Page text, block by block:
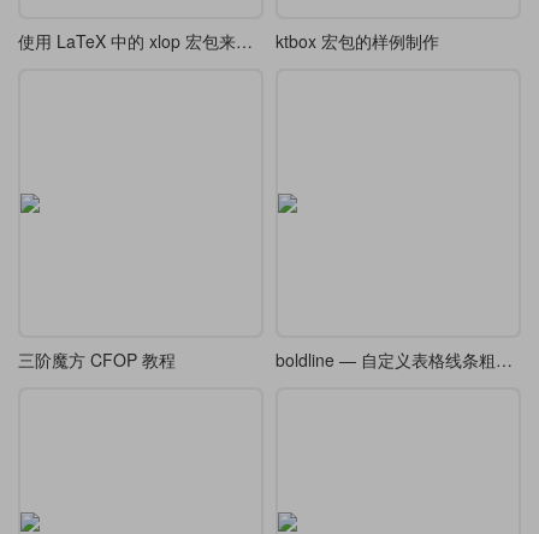
使用 LaTeX 中的 xlop 宏包来排版数学算式 ktbox 宏包的样例制作
三阶魔方 CFOP 教程 boldline — 自定义表格线条粗细宏包译介